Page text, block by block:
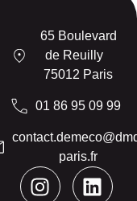
65 Boulevard
de Reuilly
75012 Paris
01 86 95 09 99
paris.fr